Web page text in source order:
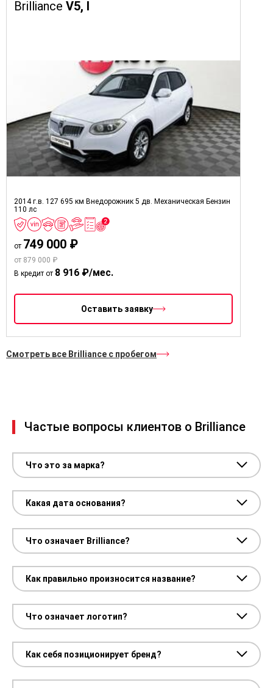
Brilliance V5, I
2014 г.в. 127 695 км Внедорожник 5 дв. Механическая Бензин
110 лс
от 749 000 ₽
от 879 000 ₽
В кредит от 8 916 ₽/мес.
Оставить заявку
Смотреть все Brilliance с пробегом
Частые вопросы клиентов о Brilliance
Что это за марка?
Какая дата основания?
Что означает Brilliance?
Как правильно произносится название?
Что означает логотип?
Как себя позиционирует бренд?